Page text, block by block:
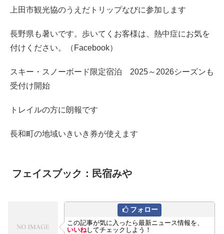
上田市観光協のうえだトリップなびに参加します
長野県も暑いです。歩いてくお客様は、熱中症にお気を
付けください。（Facebook）
スキー・スノーボード限定宿泊 2025～2026シーズンも
受付け開始
トレイルの方に朗報です
長和町の地域いきいき券が使えます
フェイスブック：民宿みや
フォロー
この記事が気に入ったら最新ニュース情報を、
いいねしてチェックしよう！